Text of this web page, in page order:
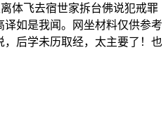
体飞去宿世家拆台佛说犯戒罪
如是我闻。网坐材料仅供参考
后学未历取经，太主要了！也